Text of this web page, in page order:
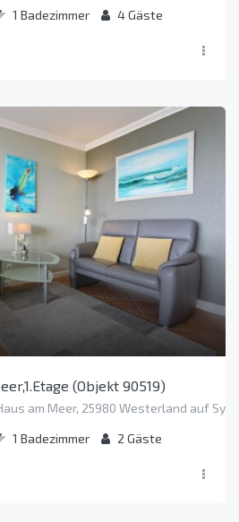
1 Badezimmer 4Gäste
(Objekt 90519)
am Meer, 25980 Westerland auf Sylt
1 Badezimmer 2 Gäste